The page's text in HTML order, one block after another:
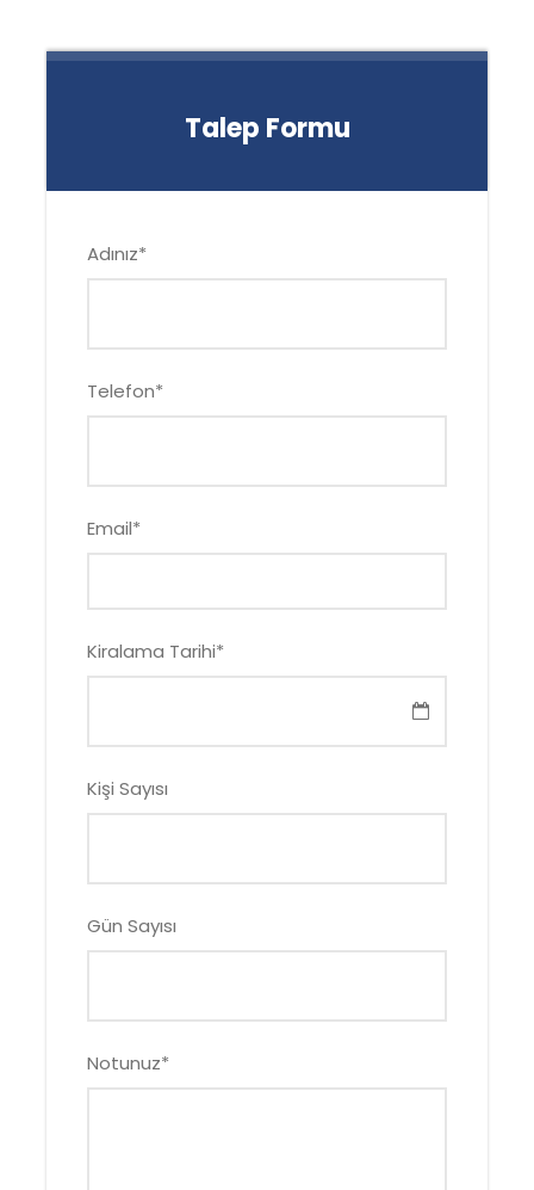
Talep Formu
Adınız*
Telefon*
Email*
Kiralama Tarihi*
Kişi Sayısı
Gün Sayısı
Notunuz*